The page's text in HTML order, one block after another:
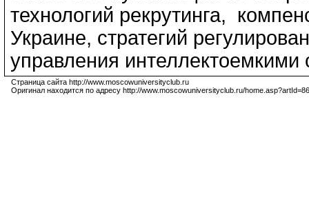
технологий рекрутинга,
Украине, стратегий
управления интеллектоемкими
Страница сайта http://www.moscowuniversityclub.ru
Оригинал находится по адресу http://www.moscowuniversityclub.ru/